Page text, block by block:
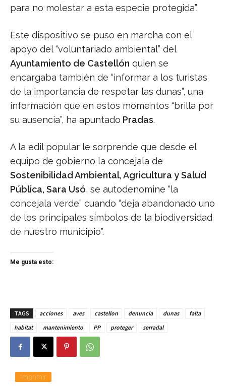
para no molestar a esta especie protegida”.
Este dispositivo se puso en marcha con el
apoyo del “voluntariado ambiental” del
Ayuntamiento de Castellón quien se
encargaba también de “informar a los turistas
de la importancia de respetar las dunas”, una
información que en estos momentos “brilla por
su ausencia”, ha apuntado Pradas.
A la edil popular le sorprende que desde el
equipo de gobierno la concejala de
Sostenibilidad Ambiental, Agricultura y Salud
Pública, Sara Usó, se autodenomine “la
concejala verde” cuando “deja abandonado uno
de los principales símbolos de la biodiversidad
de nuestro municipio”.
Me gusta esto:
TAGS acciones aves castellon denuncia dunas
falta
habitat
mantenimiento PP proteger serradal
Imprimir